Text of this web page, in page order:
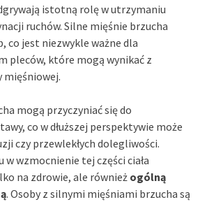
istotną rolę w utrzymaniu
ruchów. Silne mięśnie brzucha
co jest niezwykle ważne dla
pleców, które mogą wynikać z
mięśniowej.
mogą przyczyniać się do
co w dłuższej perspektywie może
czy przewlekłych dolegliwości.
w wzmocnienie tej części ciała
na zdrowie, ale również ogólną
. Osoby z silnymi mięśniami brzucha są